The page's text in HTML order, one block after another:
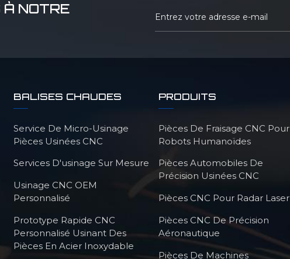
NOTRE
BALISES CHAUDES
Service De Micro-Usinage
Pièces Usinées CNC
Services D'usinage Sur Mesure
Usinage CNC OEM
Personnalisé
Prototype Rapide CNC
Personnalisé Usinant Des
Pièces En Acier Inoxydable
PRODUITS
Pièces De Fraisage CNC Pour
Robots Humanoïdes
Pièces Automobiles De
Précision Usinées CNC
Pièces CNC Pour Radar Laser
Pièces CNC De Précision
Aéronautique
Pièces De Machines